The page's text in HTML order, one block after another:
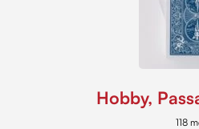
Hobby,
118